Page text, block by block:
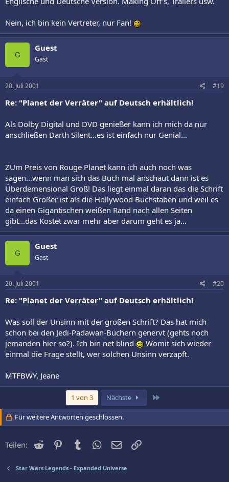
Nein, ich bin kein Vertreter, nur Fan!
G
Guest
Gast
20. Juli 2001 #19
Re: "Planet der Verräter" auf Deutsch erhältlich!
Als Dolby Digital und DVD genießer kann ich mich da nur
anschließen Darth Silent...es ist einfach nur Genial...
ZUm Preis von Rouge Planet kann ich auch noch was
sagen...wenn man sich das Buch mal anschaut dann ist es
Überdemensional Groß! Das liegt einmal daran das die Schrift
einfach Größer ist als die Hollywood Buchstaben und weil es
da einen Gigantischen weißen Rand nach allen Seiten
gibt...das Kostet zwar mehr aber darum geht es ja...
G
Guest
Gast
20. Juli 2001 #20
Re: "Planet der Verräter" auf Deutsch erhältlich!
Was soll der Unsinn mit der großen Schrift? Das hat mich
schon bei den Jedi-Padawan-Büchern genervt (gehts noch
jemanden hier so?). Ich bin net blind
Womit sich wieder
einmal die Frage stellt, wer solchen Unsinn verzapft.
MTFBWY, Jeane
1 von 3 Nächste
Für weitere Antworten geschlossen.
Teilen: Reddit PinterestTumblr WhatsApp
E-Mail
Star Wars Legends - Expanded Universe